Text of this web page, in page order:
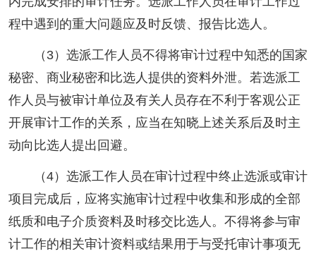
程中遇到的重大问题应及时反馈、报告比选人。
（3）选派工作人员不得将审计过程中知悉的国家
秘密、商业秘密和比选人提供的资料外泄。若选派工
作人员与被审计单位及有关人员存在不利于客观公正
开展审计工作的关系，应当在知晓上述关系后及时主
动向比选人提出回避。
（4）选派工作人员在审计过程中终止选派或审计
项目完成后，应将实施审计过程中收集和形成的全部
纸质和电子介质资料及时移交比选人。不得将参与审
计工作的相关审计资料或结果用于与受托审计事项无